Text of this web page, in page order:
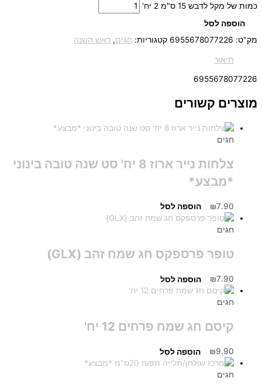
כמות של מקל לדבש 15 ס"מ 2 יח'
הוספה לסל
מק"ט: 6955678077226 קטגוריות: חגים, ראש השנה
תיאור
6955678077226
מוצרים קשורים
חגים
צלחות נייר ארוז 8 יח' סט שנה טובה בינוני
*מבצע*
₪7.90 הוספה לסל
חגים
טופר פרספקס חג שמח זהב (GLX)
₪7.90 הוספה לסל
חגים
קיסם חג שמח פרחים 12 יח'
₪9.90 הוספה לסל
חגים